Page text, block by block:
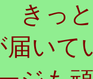
きっ
届いて